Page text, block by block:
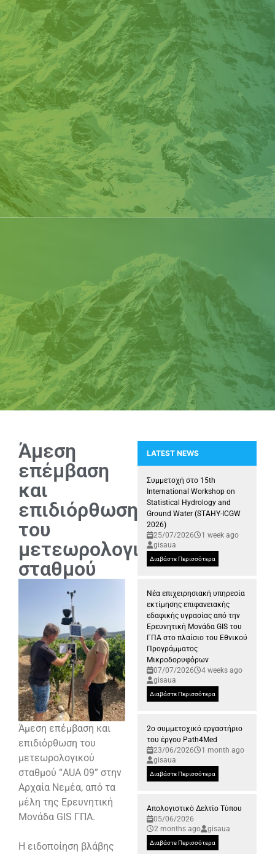
Άμεση
επέμβαση
και
επιδιόρθωση
του
μετεωρολογικού
σταθμού
Άμεση επέμβαση και
επιδιόρθωση του
μετεωρολογικού
σταθμού “AUA 09” στην
Αρχαία Νεμέα, από τα
μέλη της Ερευνητική
Μονάδα GIS ΓΠΑ.
Η ειδοποίηση βλάβης
LATEST NEWS
Συμμετοχή της Ερευνητικής
Συμμετοχή στο 15th
International Workshop on
Statistical Hydrology and
Ground Water (STAHY-ICGW
2026)
25/07/2026
1 week ago
gisaua
Διαβάστε Περισσότερα
Νέα επιχειρησιακή υπηρεσία
εκτίμησης επιφανειακής
εδαφικής υγρασίας από την
Ερευνητική Μονάδα GIS του
ΓΠΑ στο πλαίσιο του Εθνικού
Προγράμματος
Μικροδορυφόρων
07/07/2026
4 weeks ago
gisaua
Διαβάστε Περισσότερα
2ο συμμετοχικό εργαστήριο
του έργου Path4Med
23/06/2026
1 month ago
gisaua
Διαβάστε Περισσότερα
Απολογιστικό Δελτίο Τύπου
05/06/2026
2 months ago
gisaua
Διαβάστε Περισσότερα